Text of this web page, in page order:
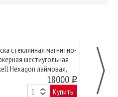
стеклянная магнитно-
шестиугольная
Hexagon лаймовая,
18000 o
Купить